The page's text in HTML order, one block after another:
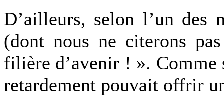
D’ailleurs, selon l’un des
(dont nous ne citerons
filière d’avenir ! ».
retardement pouvait offrir